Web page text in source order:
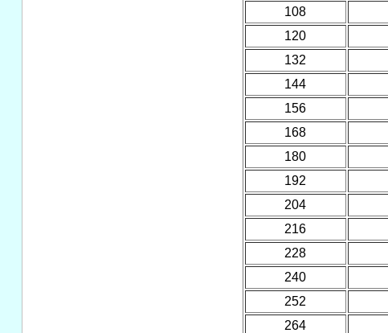
108
120
132
144
156
168
180
192
204
216
228
240
252
264